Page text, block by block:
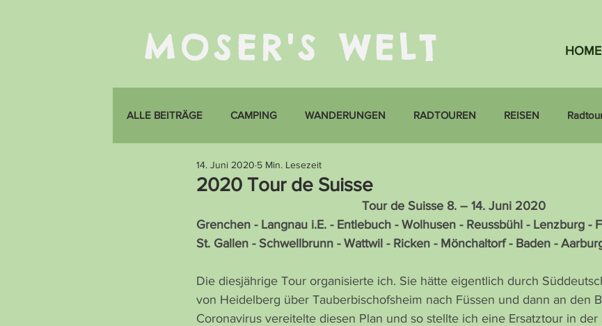
MOSER'S WELT HOME
ALLE BEITRÄGE CAMPING WANDERUNGEN RADTOUREN REISEN
2020 Tour de Suisse
14. Juni 2020 5 Min. Lesezeit
Tour de Suisse 8. – 14. Juni 2020
Grenchen - Langnau i.E. - Entlebuch - Wolhusen - Reussbühl - Lenzburg -
St. Gallen - Schwellbrunn - Wattwil - Ricken - Mönchaltorf - Baden -
Die diesjährige Tour organisierte ich. Sie hätte eigentlich durch
von Heidelberg über Tauberbischofsheim nach Füssen und dann an den
Coronavirus vereitelte diesen Plan und so stellte ich eine Ersatztour in der